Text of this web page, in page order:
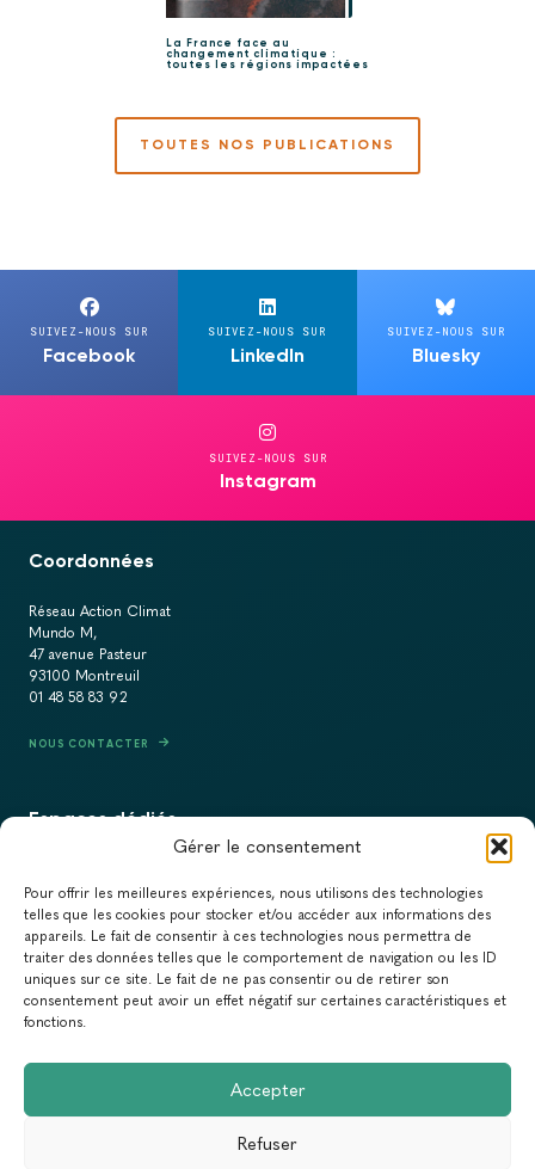
Gérer le consentement
Pour offrir les meilleures expériences, nous utilisons des technologies
telles que les cookies pour stocker et/ou accéder aux informations des
appareils. Le fait de consentir à ces technologies nous permettra de
traiter des données telles que le comportement de navigation ou les ID
uniques sur ce site. Le fait de ne pas consentir ou de retirer son
consentement peut avoir un effet négatif sur certaines caractéristiques et
fonctions.
Accepter
Refuser
La France face au
changement climatique :
toutes les régions impactées
TOUTES NOS PUBLICATIONS
SUIVEZ-NOUS SUR
Facebook
SUIVEZ-NOUS SUR
LinkedIn
SUIVEZ-NOUS SUR
Bluesky
SUIVEZ-NOUS SUR
Instagram
Coordonnées
Réseau Action Climat
Mundo M,
47 avenue Pasteur
93100 Montreuil
01 48 58 83 92
NOUS CONTACTER
Espaces dédiés
RECRUTEMENT
ACTUALITÉS
NEWSLETTER
Newsletter
Abonnez-vous à la newsletter du Réseau Action Climat.